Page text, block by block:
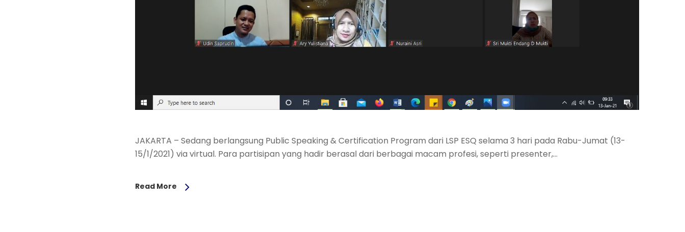
JAKARTA – Sedang berlangsung Public Speaking & Certification Program dari LSP ESQ selama 3 hari pada Rabu-Jumat (13-
15/1/2021) via virtual. Para partisipan yang hadir berasal dari berbagai macam profesi, seperti presenter,…
Read More